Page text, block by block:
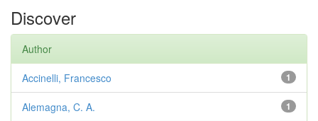
Discover
Author
1
Accinelli, Francesco
1
Alemagna, C. A.